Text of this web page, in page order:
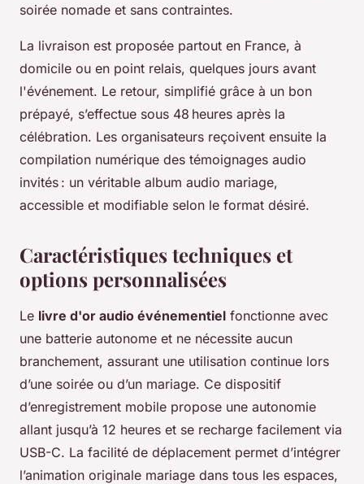
soirée nomade et sans contraintes.
La livraison est proposée partout en France, à
domicile ou en point relais, quelques jours avant
l'événement. Le retour, simplifié grâce à un bon
prépayé, s’effectue sous 48 heures après la
célébration. Les organisateurs reçoivent ensuite la
compilation numérique des témoignages audio
invités : un véritable album audio mariage,
accessible et modifiable selon le format désiré.
Caractéristiques techniques et
options personnalisées
Le livre d'or audio événementiel fonctionne avec
une batterie autonome et ne nécessite aucun
branchement, assurant une utilisation continue lors
d’une soirée ou d’un mariage. Ce dispositif
d’enregistrement mobile propose une autonomie
allant jusqu’à 12 heures et se recharge facilement via
USB-C. La facilité de déplacement permet d’intégrer
l’animation originale mariage dans tous les espaces,